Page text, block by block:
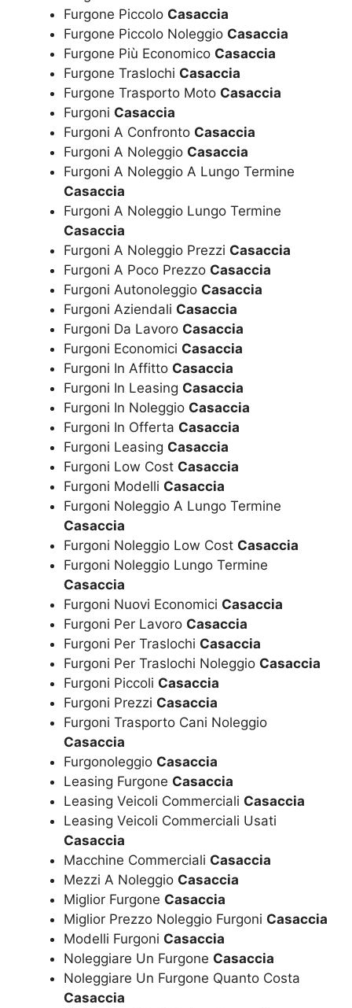
Furgone Piccolo Casaccia
Furgone Piccolo Noleggio Casaccia
Furgone Più Economico Casaccia
Furgone Traslochi Casaccia
Furgone Trasporto Moto Casaccia
Furgoni Casaccia
Furgoni A Confronto Casaccia
Furgoni A Noleggio Casaccia
Furgoni A Noleggio A Lungo Termine
Casaccia
Furgoni A Noleggio Lungo Termine
Casaccia
Furgoni A Noleggio Prezzi Casaccia
Furgoni A Poco Prezzo Casaccia
Furgoni Autonoleggio Casaccia
Furgoni Aziendali Casaccia
Furgoni Da Lavoro Casaccia
Furgoni Economici Casaccia
Furgoni In Affitto Casaccia
Furgoni In Leasing Casaccia
Furgoni In Noleggio Casaccia
Furgoni In Offerta Casaccia
Furgoni Leasing Casaccia
Furgoni Low Cost Casaccia
Furgoni Modelli Casaccia
Furgoni Noleggio A Lungo Termine
Casaccia
Furgoni Noleggio Low Cost Casaccia
Furgoni Noleggio Lungo Termine
Casaccia
Furgoni Nuovi Economici Casaccia
Furgoni Per Lavoro Casaccia
Furgoni Per Traslochi Casaccia
Furgoni Per Traslochi Noleggio Casaccia
Furgoni Piccoli Casaccia
Furgoni Prezzi Casaccia
Furgoni Trasporto Cani Noleggio
Casaccia
Furgonoleggio Casaccia
Leasing Furgone Casaccia
Leasing Veicoli Commerciali Casaccia
Leasing Veicoli Commerciali Usati
Casaccia
Macchine Commerciali Casaccia
Mezzi A Noleggio Casaccia
Miglior Furgone Casaccia
Miglior Prezzo Noleggio Furgoni Casaccia
Modelli Furgoni Casaccia
Noleggiare Un Furgone Casaccia
Noleggiare Un Furgone Quanto Costa
Casaccia